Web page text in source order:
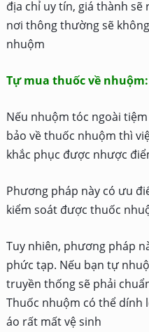
địa chỉ uy tín, giá thành
nơi thông thường sẽ
nhuộm
Tự mua thuốc về nhuộm:
Nếu nhuộm tóc ngoài
bảo về thuốc nhuộm thì
khắc phục được nhược
Phương pháp này có ưu
kiểm soát được thuốc
Tuy nhiên, phương pháp
phức tạp. Nếu bạn tự
truyền thống sẽ phải
Thuốc nhuộm có thể dính
áo rất mất vệ sinh